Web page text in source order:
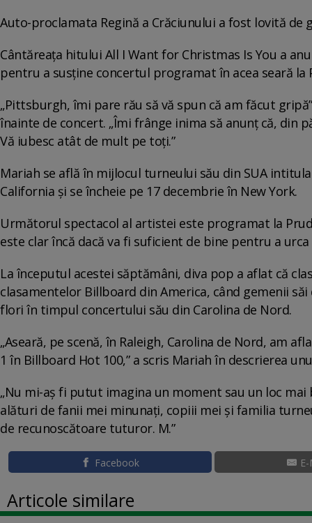
Auto-proclamata Regină a Crăciunului a fost lovită
Cântăreața hitului All I Want for Christmas Is You a
pentru a susține concertul programat în acea seară la
„Pittsburgh, îmi pare rău să vă spun că am făcut
înainte de concert. „Îmi frânge inima să anunț că, din
Vă iubesc atât de mult pe toți.”
Mariah se află în mijlocul turneului său din SUA
California și se încheie pe 17 decembrie în New York.
Următorul spectacol al artistei este programat la
este clar încă dacă va fi suficient de bine pentru a urca
La începutul acestei săptămâni, diva pop a aflat că
clasamentelor Billboard din America, când gemenii
flori în timpul concertului său din Carolina de Nord.
„Aseară, pe scenă, în Raleigh, Carolina de Nord, am
1 în Billboard Hot 100,” a scris Mariah în descrierea
„Nu mi-aș fi putut imagina un moment sau un loc
alături de fanii mei minunați, copiii mei și familia
de recunoscătoare tuturor. M.”
Facebook
Articole similare